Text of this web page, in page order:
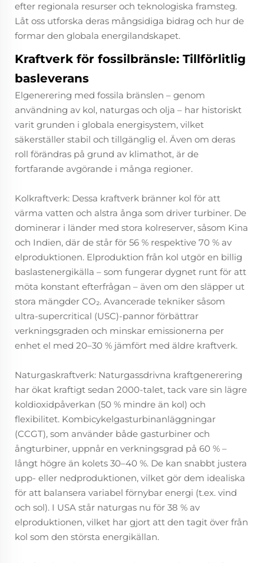
efter regionala resurser och teknologiska framsteg.
Låt oss utforska deras mångsidiga bidrag och hur de
formar den globala energilandskapet.
Kraftverk för fossilbränsle: Tillförlitlig
basleverans
Elgenerering med fossila bränslen – genom
användning av kol, naturgas och olja – har historiskt
varit grunden i globala energisystem, vilket
säkerställer stabil och tillgänglig el. Även om deras
roll förändras på grund av klimathot, är de
fortfarande avgörande i många regioner.
Kolkraftverk: Dessa kraftverk bränner kol för att
värma vatten och alstra ånga som driver turbiner. De
dominerar i länder med stora kolreserver, såsom Kina
och Indien, där de står för 56 % respektive 70 % av
elproduktionen. Elproduktion från kol utgör en billig
baslastenergikälla – som fungerar dygnet runt för att
möta konstant efterfrågan – även om den släpper ut
stora mängder CO₂. Avancerade tekniker såsom
ultra-supercritical (USC)-pannor förbättrar
verkningsgraden och minskar emissionerna per
enhet el med 20–30 % jämfört med äldre kraftverk.
Naturgaskraftverk: Naturgassdrivna kraftgenerering
har ökat kraftigt sedan 2000-talet, tack vare sin lägre
koldioxidpåverkan (50 % mindre än kol) och
flexibilitet. Kombicykelgasturbinanläggningar
(CCGT), som använder både gasturbiner och
ångturbiner, uppnår en verkningsgrad på 60 % –
långt högre än kolets 30–40 %. De kan snabbt justera
upp- eller nedproduktionen, vilket gör dem idealiska
för att balansera variabel förnybar energi (t.ex. vind
och sol). I USA står naturgas nu för 38 % av
elproduktionen, vilket har gjort att den tagit över från
kol som den största energikällan.